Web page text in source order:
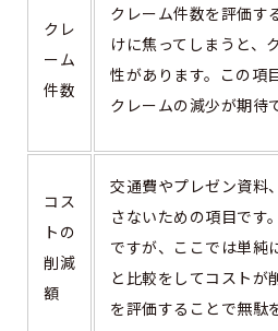
クレ
ーム
件数
クレーム件数を評価す
けに焦ってしまうと、
性があります。この項
クレームの減少が期待
コス
トの
削減
額
交通費やプレゼン資料
さないための項目です
ですが、ここでは単純
と比較をしてコストが
を評価することで無駄